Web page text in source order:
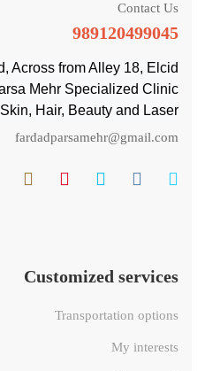
Contact Us
989120499045
Across from Alley 18, Elcid
Mehr Specialized Clinic
Hair, Beauty and Laser.
fardadparsamehr@gmail.com
Customized services
Transportation options
My interests